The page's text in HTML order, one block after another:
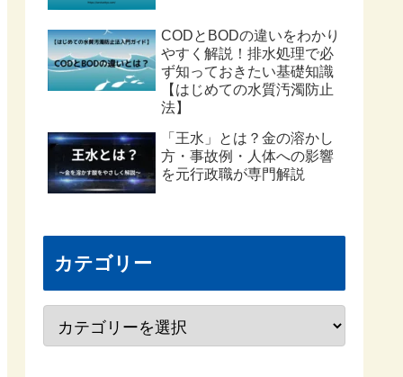
CODとBODの違いをわかり
やすく解説！排水処理で必
ず知っておきたい基礎知識
【はじめての水質汚濁防止
法】
「王水」とは？金の溶かし
方・事故例・人体への影響
を元行政職が専門解説
カテゴリー